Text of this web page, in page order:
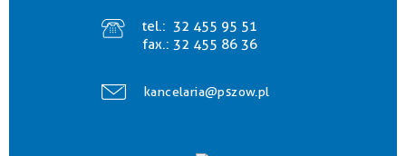
tel.: 32 455 95 51
fax.: 32 455 86 36
kancelaria@pszow.pl